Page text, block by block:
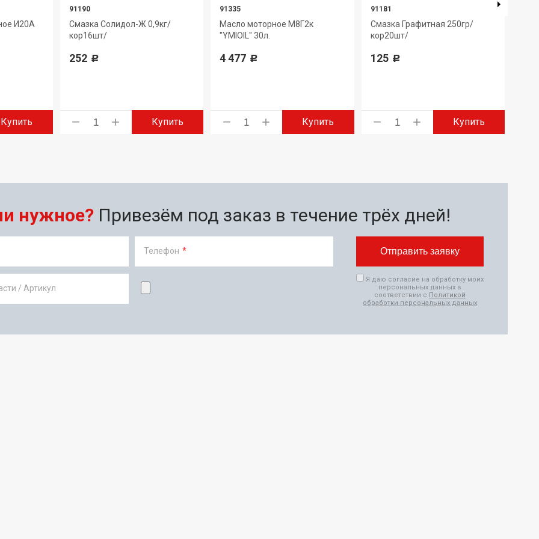
И20А
Купить
91190
Смазка Солидол-Ж 0,9кг/
кор16шт/
252 Р
Купить
91335
Масло моторное М8Г2к
"YMIOIL" 30л.
4 477 Р
Купить
91181
Смазка Графитная 250гр/
кор20шт/
125 Р
Купить
нужное? Привезём под заказ в течение трёх дней!
Телефон *
/ Артикул
Я даю согласие на обработку моих
персональных данных в
соответствии с Политикой
обработки персональных данных